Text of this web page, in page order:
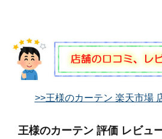
>>王様のカーテン 楽天市場
王様のカーテン 評価 レビュ